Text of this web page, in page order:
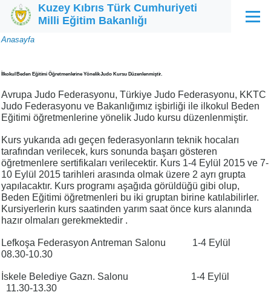
Ana içeriğe atla
Kuzey Kıbrıs Türk Cumhuriyeti
Milli Eğitim Bakanlığı
Menü
Sayfa
Anasayfa
İlkokul Beden Eğitimi Öğretmenlerine Yönelik Judo Kursu Düzenlenmiştir.
Avrupa Judo Federasyonu, Türkiye Judo Federasyonu, KKTC
Judo Federasyonu ve Bakanlığımız işbirliği ile ilkokul Beden
Eğitimi öğretmenlerine yönelik Judo kursu düzenlenmiştir.
Kurs yukarıda adı geçen federasyonların teknik hocaları
tarafından verilecek, kurs sonunda başarı gösteren
öğretmenlere sertifikaları verilecektir. Kurs 1-4 Eylül 2015 ve 7-
10 Eylül 2015 tarihleri arasında olmak üzere 2 ayrı grupta
yapılacaktır. Kurs programı aşağıda görüldüğü gibi olup,
Beden Eğitimi öğretmenleri bu iki gruptan birine katılabilirler.
Kursiyerlerin kurs saatinden yarım saat önce kurs alanında
hazır olmaları gerekmektedir .
Lefkoşa Federasyon Antreman Salonu 1-4 Eylül
08.30-10.30
İskele Belediye Gazn. Salonu 1-4 Eylül
11.30-13.30